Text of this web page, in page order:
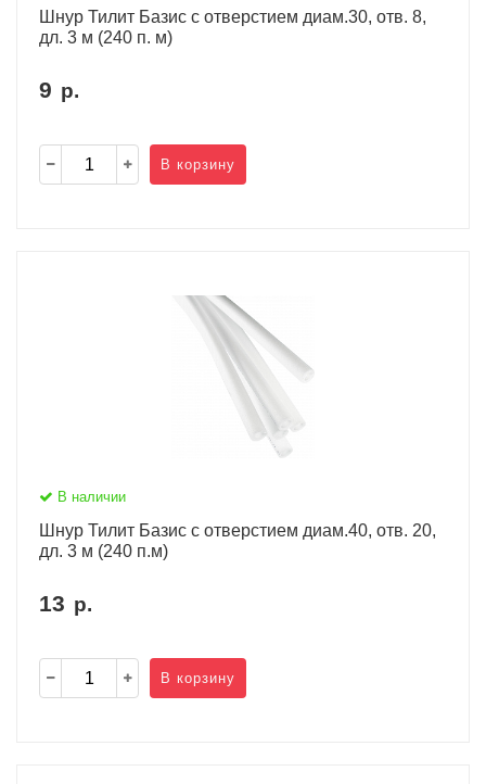
Шнур Тилит Базис c отверстием диам.30, отв. 8,
дл. 3 м (240 п. м)
9 р.
В корзину
В наличии
Шнур Тилит Базис c отверстием диам.40, отв. 20,
дл. 3 м (240 п.м)
13 р.
В корзину